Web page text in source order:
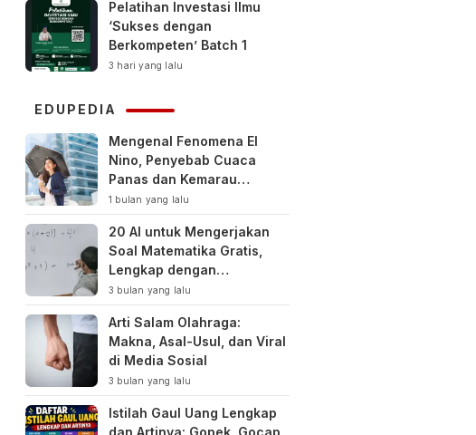
Komunitas
Pelatihan Investasi Ilmu
‘Sukses dengan
Berkompeten’ Batch 1
3 hari yang lalu
EDUPEDIA
Mengenal Fenomena El
Nino, Penyebab Cuaca
Panas dan Kemarau
Panjang
1 bulan yang lalu
20 AI untuk Mengerjakan
Soal Matematika Gratis,
Lengkap dengan
Pembahasan
3 bulan yang lalu
Arti Salam Olahraga:
Makna, Asal-Usul, dan Viral
di Media Sosial
3 bulan yang lalu
Istilah Gaul Uang Lengkap
dan Artinya: Gopek, Gocap,